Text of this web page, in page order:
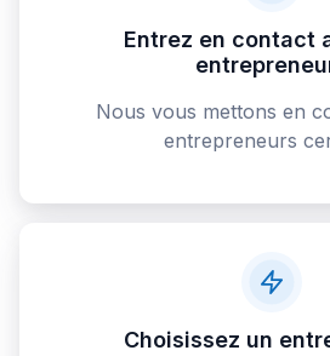
Entrez en contact
Nous vous mettons en
entrepreneurs
Choisissez un